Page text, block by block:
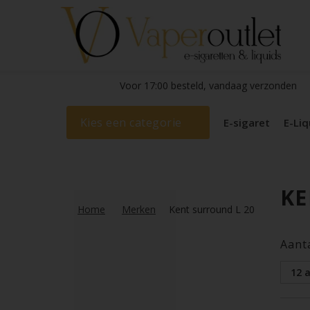
Voor 17:00 besteld, vandaag verzonden
Kies een categorie E-sigaret E-
Home Merken Kent surround L 20